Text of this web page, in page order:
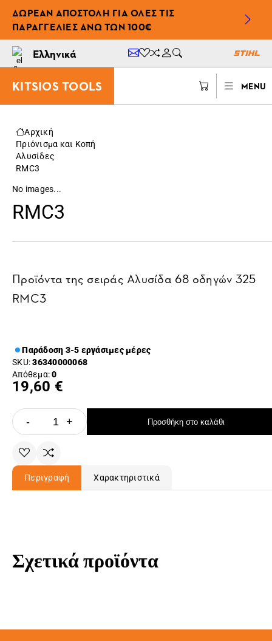
ΔΩΡΕΆΝ ΑΠΟΣΤΟΛΉ ΓΙΑ ΌΛΕΣ ΤΙΣ
ΠΑΡΑΓΓΕΛΊΕΣ ΆΝΩ ΤΩΝ 100€
Ελληνικά
KITSIOS TOOLS MENU
Αρχική
Πριόνισμα και Κοπή
Αλυσίδες
RMC3
No images...
RMC3
Προϊόντα της σειράς Αλυσίδα 68 οδηγών 325
RMC3
Παράδοση 3-5 εργάσιμες μέρες
SKU:36340000068
Απόθεμα:0
19,60 €
- + Προσθήκη στο καλάθι
Περιγραφή Χαρακτηριστικά
Σχετικά προϊόντα